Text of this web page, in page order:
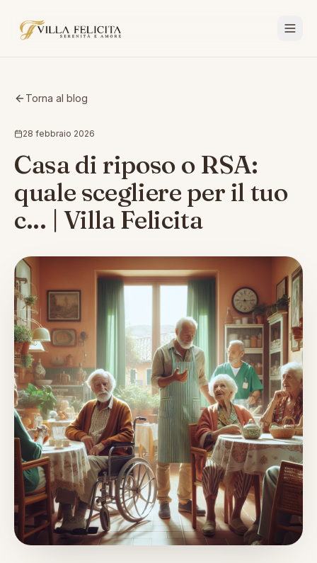
Torna al blog
28 febbraio 2026
Casa di riposo o RSA:
quale scegliere per il tuo
c... | Villa Felicita